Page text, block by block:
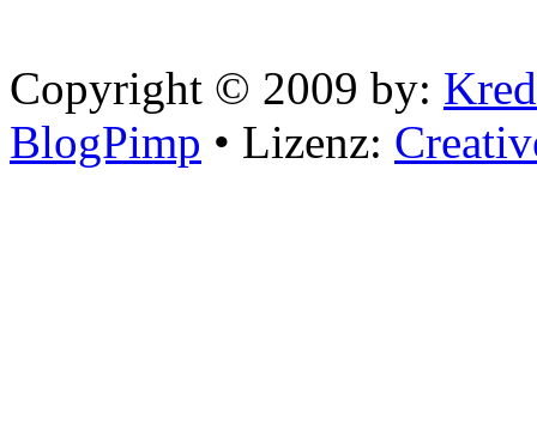
Copyright © 2009 by:
BlogPimp • Lizenz: